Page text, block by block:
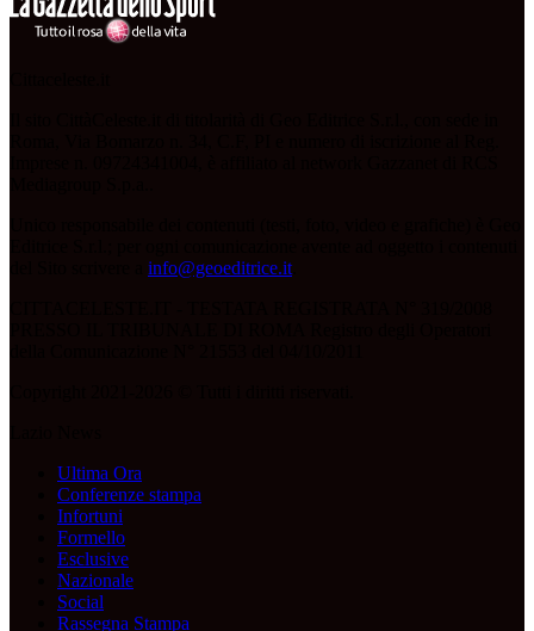
info@geoeditrice.it
Ultima Ora
Conferenze stampa
Infortuni
Formello
Esclusive
Nazionale
Social
Rassegna Stampa